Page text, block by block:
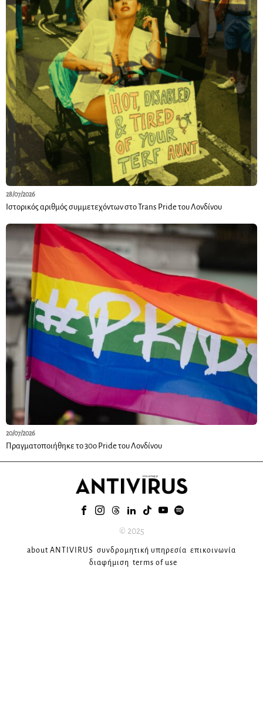
28/07/2026
Ιστορικός αριθμός συμμετεχόντων στο Trans Pride του Λονδίνου
20/07/2026
Πραγματοποιήθηκε το 30ο Pride του Λονδίνου
© 2025
about ANTIVIRUS συνδρομητική υπηρεσία επικοινωνία
διαφήμιση terms of use